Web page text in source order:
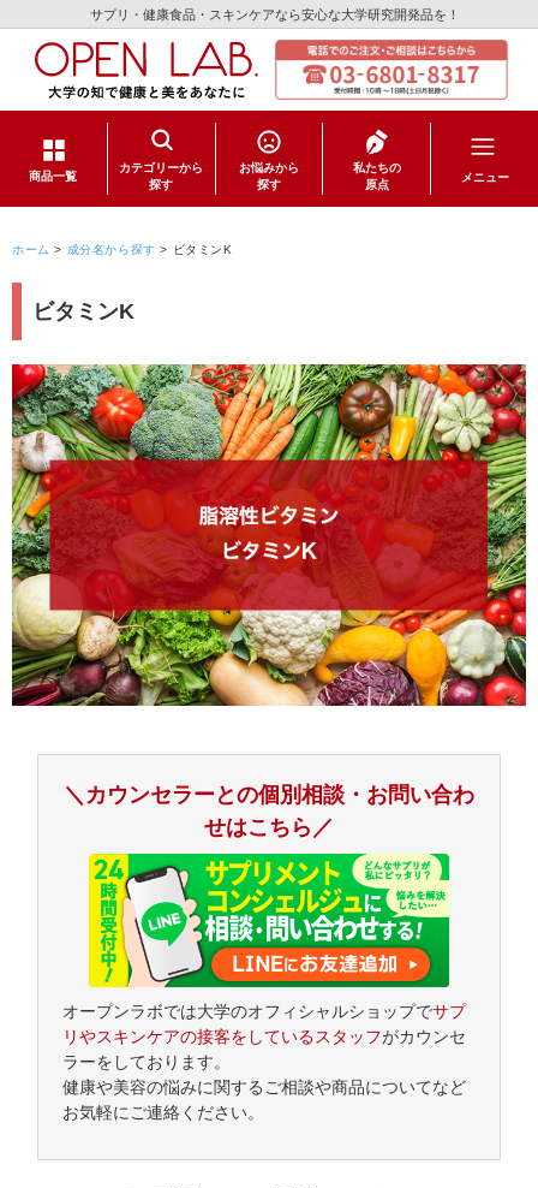
サプリ・健康食品・スキンケアなら安心な大学研究開発品を！
商品一覧
カテゴリーから
探す
日用品
お悩みから
探す
私たちの
原点
メニュー
ホーム > 成分名から探す > ビタミンK
ビタミンK
＼カウンセラーとの個別相談・お問い合わ
せはこちら／
オープンラボでは大学のオフィシャルショップでサプ
リやスキンケアの接客をしているスタッフがカウンセ
ラーをしております。
健康や美容の悩みに関するご相談や商品についてなど
お気軽にご連絡ください。